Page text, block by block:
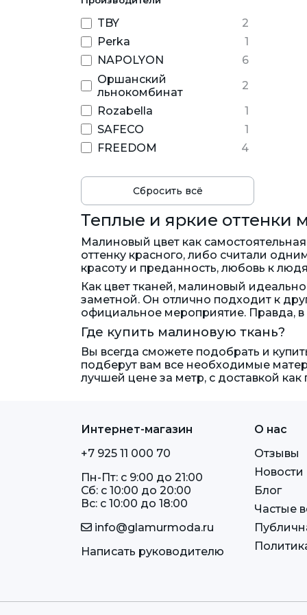
лен декоративный
лен костюмный
лен с вискозой
масло
мебельная экокожа
муслин жатый 2-слойный
пайетки Копейка
пайетки на сетке
парча жаккард
перл шифон
пикачу
плательное плиссе
польский хлопок
ранфорс
ранфорс гранит
рогожка мебельная
сатин
сатин матовый
тафта
тиси с пропиткой
трикотаж лапша 0.3 см
трикотаж лапша 0.7 см
фатин жесткий
флис однотонный
240 см
300 см
47 см
TBY
2
Perka
1
NAPOLYON
6
Оршанский
льнокомбинат
2
Rozabella
1
SAFECO
1
FREEDOM
4
Сбросить всё
Теплые и яркие оттенки
Малиновый цвет как
оттенку красного, либо считали
красоту и преданность, любовь к
Как цвет тканей, малиновый
заметной. Он отлично подходит к
официальное мероприятие. Правда,
Где купить малиновую ткань?
Вы всегда сможете подобрать и
подберут вам все необходимые
лучшей цене за метр, с доставкой
Интернет-магазин
+7 925 11 000 70
Пн-Пт: c 9:00 до 21:00
Сб: c 10:00 до 20:00
Вс: c 10:00 до 18:00
info@glamurmoda.ru
Написать руководителю
О нас
Отзывы
Новости
Блог
Частые